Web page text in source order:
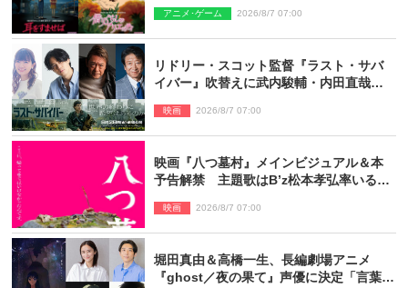
アニメ･ゲーム 2026/8/7 07:00
リドリー・スコット監督『ラスト・サバ
イバー』吹替えに武内駿輔・内田直哉・
結！
映画 2026/8/7 07:00
映画『八つ墓村』メインビジュアル＆本
予告解禁 主題歌はB’z松本孝弘率いる
映画 2026/8/7 07:00
堀田真由＆高橋一生、長編劇場アニメ
『ghost／夜の果て』声優に決定「言葉に